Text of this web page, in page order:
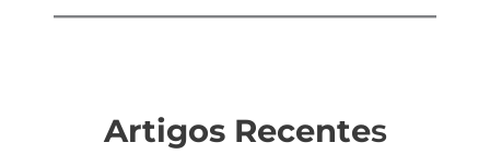
Artigos Recentes